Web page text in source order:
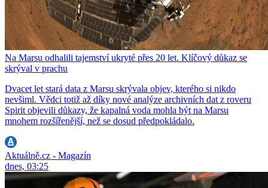
Na Marsu odhalili tajemství ukryté přes 20 let. Klíčový důkaz se
skrýval v prachu
Dvacet let stará data z Marsu skrývala objev, kterého si nikdo
nevšiml. Vědci totiž až díky nové analýze archivních dat z roveru
Spirit objevili důkazy, že kapalná voda mohla být na Marsu
mnohem rozšířenější, než se dosud předpokládalo.
Aktuálně.cz - Magazín
dnes, 03:25